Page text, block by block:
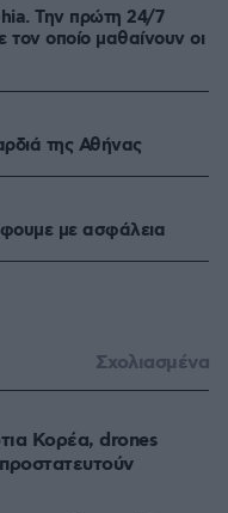
Την πρώτη 24/7
οποίο μαθαίνουν οι
της Αθήνας
με ασφάλεια
Σχολιασμένα
Κορέα, drones